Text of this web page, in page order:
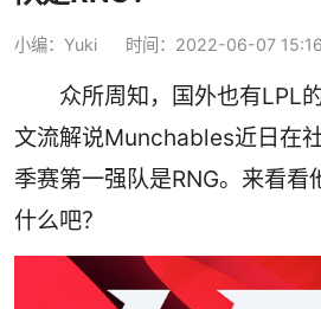
小编：Yuki 时间：2022-06-07 15:16
众所周知，国外也有LPL
文流解说Munchables近日在
季赛第一强队是RNG。来看看
什么吧？